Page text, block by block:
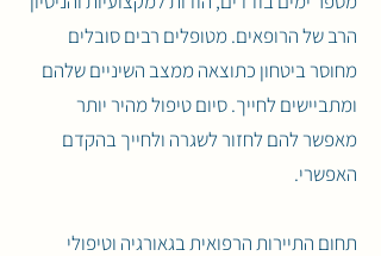
הרב של הרופאים. מטופלים רבים סובלים
מחוסר ביטחון כתוצאה ממצב השיניים שלהם
ומתביישים לחייך. סיום טיפול מהיר יותר
מאפשר להם לחזור לשגרה ולחייך בהקדם
האפשרי.
תחום התיירות הרפואית בגאורגיה וטיפולי